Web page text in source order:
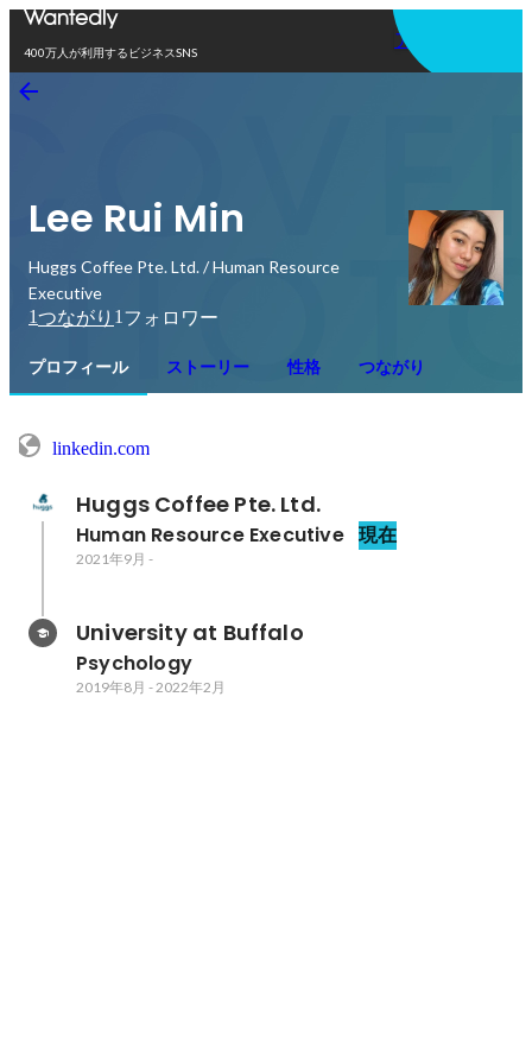
400万人が利用するビジネスSNS
アプリを使う
Lee Rui Min
Huggs Coffee Pte. Ltd. / Human Resource
Executive
1つながり 1 フォロワー
プロフィール ストーリー 性格 つながり
linkedin.com
Huggs Coffee Pte. Ltd.
Human Resource Executive 現在
2021年9月 -
University at Buffalo
Psychology
2019年8月 -2022年2月